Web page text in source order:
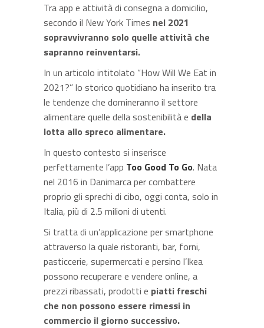
Tra app e attività di consegna a domicilio,
secondo il New York Times nel 2021
sopravvivranno solo quelle attività che
sapranno reinventarsi.
In un articolo intitolato “How Will We Eat in
2021?” lo storico quotidiano ha inserito tra
le tendenze che domineranno il settore
alimentare quelle della sostenibilità e della
lotta allo spreco alimentare.
In questo contesto si inserisce
perfettamente l’app Too Good To Go. Nata
nel 2016 in Danimarca per combattere
proprio gli sprechi di cibo, oggi conta, solo in
Italia, più di 2.5 milioni di utenti.
Si tratta di un’applicazione per smartphone
attraverso la quale ristoranti, bar, forni,
pasticcerie, supermercati e persino l’Ikea
possono recuperare e vendere online, a
prezzi ribassati, prodotti e piatti freschi
che non possono essere rimessi in
commercio il giorno successivo.